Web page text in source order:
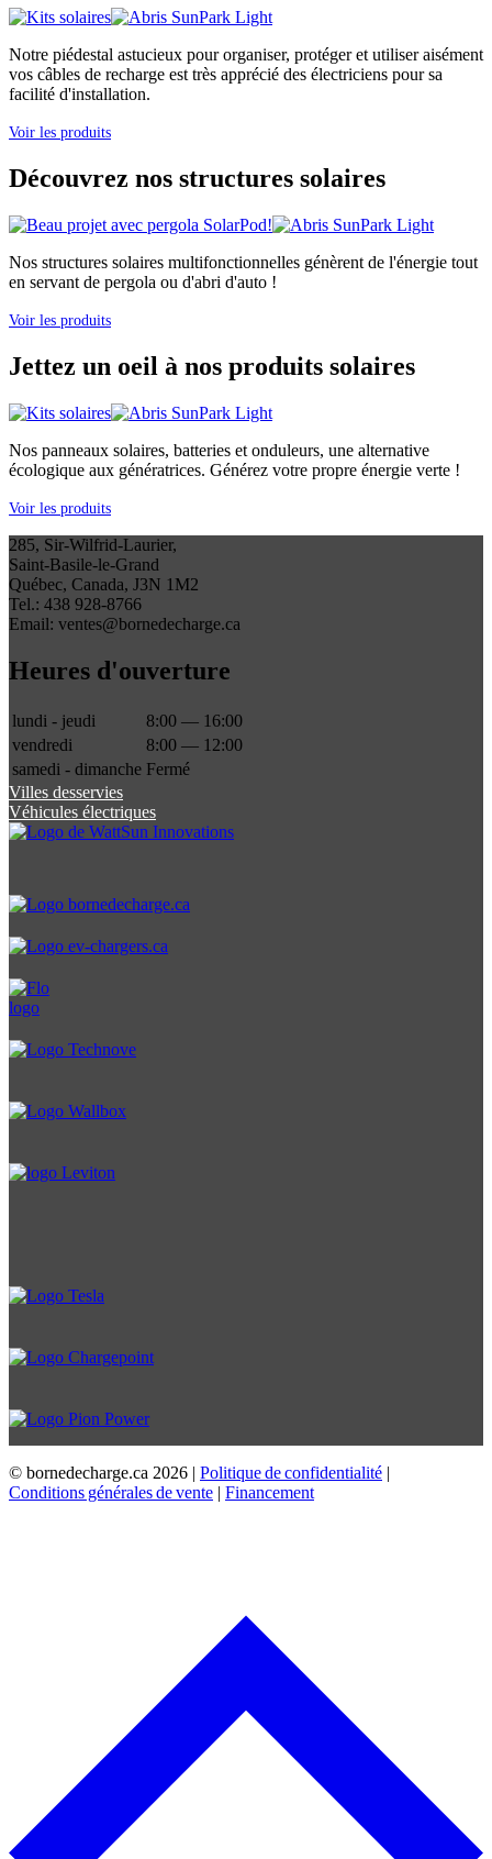
Notre piédestal astucieux pour organiser, protéger et utiliser aisément
vos câbles de recharge est très apprécié des électriciens pour sa
facilité d'installation.
Voir les produits
Découvrez nos structures solaires
Nos structures solaires multifonctionnelles génèrent de l'énergie tout
en servant de pergola ou d'abri d'auto !
Voir les produits
Jettez un oeil à nos produits solaires
Nos panneaux solaires, batteries et onduleurs, une alternative
écologique aux génératrices. Générez votre propre énergie verte !
Voir les produits
285, Sir-Wilfrid-Laurier,
Saint-Basile-le-Grand
Québec, Canada, J3N 1M2
Tel.: 438 928-8766
Email: ventes@bornedecharge.ca
Heures d'ouverture
lundi - jeudi
8:00 — 16:00
vendredi
8:00 — 12:00
samedi - dimanche Fermé
Villes desservies
Véhicules électriques
© bornedecharge.ca 2026 | Politique de confidentialité |
Conditions générales de vente | Financement